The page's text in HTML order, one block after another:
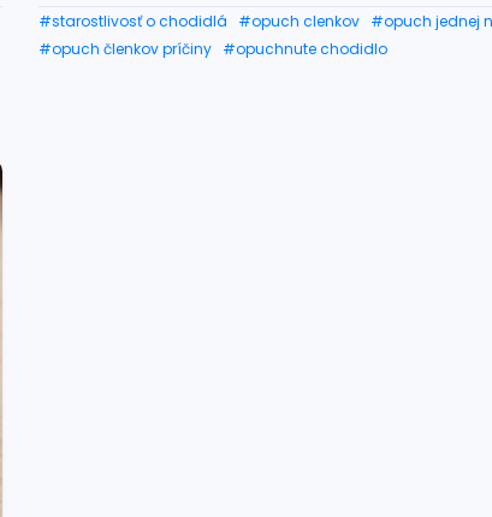
#starostlivosť o chodidlá #opuch clenkov #opuch jednej
#opuch členkov príčiny #opuchnute chodidlo